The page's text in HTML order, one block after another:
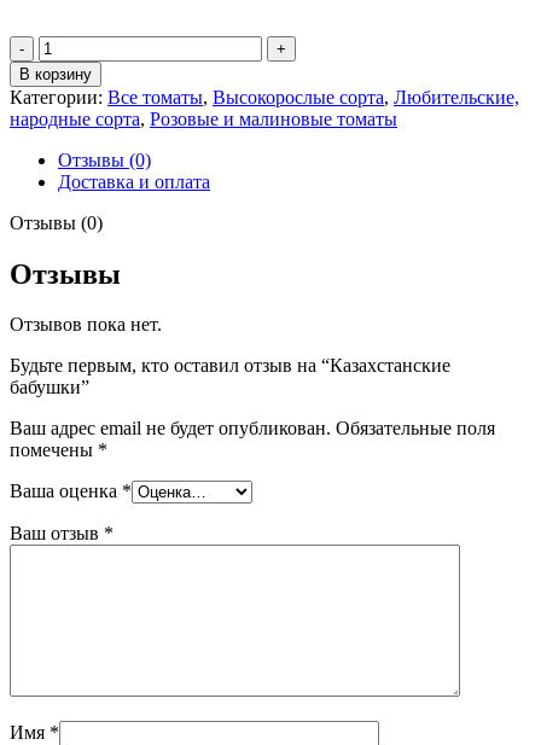
Количество
товара
Казахстанские
бабушки
В корзину
Категории: Все томаты, Высокорослые сорта, Любительские,
народные сорта, Розовые и малиновые томаты
Отзывы (0)
Доставка и оплата
Отзывы (0)
Отзывы
Отзывов пока нет.
Будьте первым, кто оставил отзыв на “Казахстанские
бабушки”
Ваш адрес email не будет опубликован. Обязательные поля
помечены *
Ваша оценка *
Ваш отзыв *
Имя *